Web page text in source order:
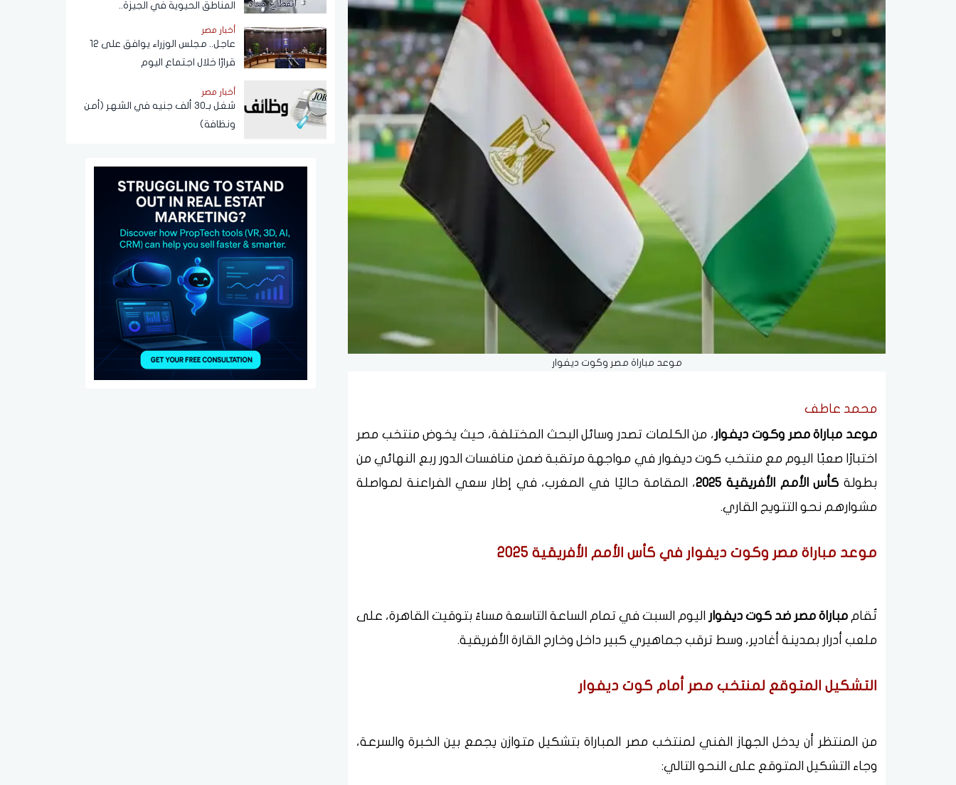
موعد مباراة مصر وكوت ديفوار
محمد عاطف
موعد مباراة مصر وكوت ديفوار، من الكلمات تصدر وسائل البحث المختلفة، حيث يخوض منتخب مصر
اختبارًا صعبًا اليوم مع منتخب كوت ديفوار في مواجهة مرتقبة ضمن منافسات الدور ربع النهائي من
بطولة كأس الأمم الأفريقية 2025
، المقامة حاليًا في المغرب، في إطار سعي الفراعنة لمواصلة
مشوارهم نحو التتويج القاري.
موعد مباراة مصر وكوت ديفوار في كأس الأمم الأفريقية 2025
تُقام مباراة مصر ضد كوت ديفوار اليوم السبت في تمام الساعة التاسعة مساءً بتوقيت القاهرة، على
ملعب أدرار بمدينة أغادير، وسط ترقب جماهيري كبير داخل وخارج القارة الأفريقية.
التشكيل المتوقع لمنتخب مصر أمام كوت ديفوار
من المنتظر أن يدخل الجهاز الفني لمنتخب مصر المباراة بتشكيل متوازن يجمع بين الخبرة والسرعة،
وجاء التشكيل المتوقع على النحو التالي:
المناطق الحيوية في الجيزة..
ومناشدات للمواطنين بتدبير
احتياجاتهم
أخبار مصر
عاجل.. مجلس الوزراء يوافق على 12
قرارًا خلال اجتماع اليوم
أخبار مصر
شغل بـ30 ألف جنيه في الشهر (أمن
ونظافة)